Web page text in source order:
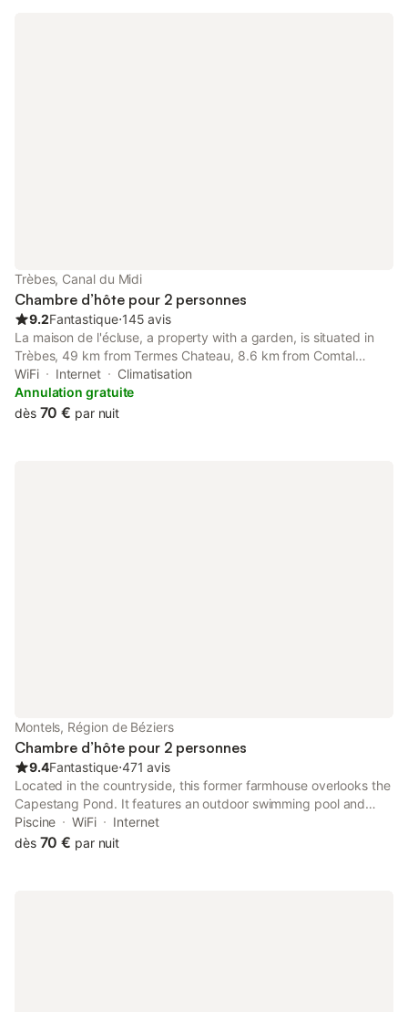
Trèbes, Canal du Midi
Chambre d’hôte pour 2 personnes
9.2Fantastique⋅145 avis
La maison de l'écluse, a property with a garden, is situated in
Trèbes, 49 km from Termes Chateau, 8.6 km from Comtal
Castle, as well as 9.1 km from Cavayere Lake. The rooms have a
terrace with river views and free WiFi.
WiFi Internet
Climatisation
Annulation gratuite
dès 70 € par nuit
Montels, Région de Béziers
Chambre d’hôte pour 2 personnes
9.4Fantastique⋅471 avis
Located in the countryside, this former farmhouse overlooks the
Capestang Pond. It features an outdoor swimming pool and
modern guest rooms, some with free Wi-Fi access.
Piscine WiFi
Internet
dès 70 € par nuit